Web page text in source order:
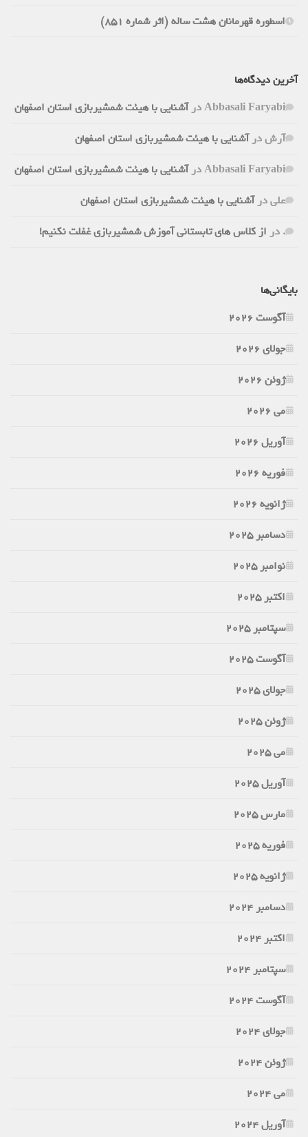
اسطوره قهرمانان هشت ساله (اثر شماره 851)
آخرین دیدگاه‌ها
Abbasali Faryabiدرآشنایی با هیئت شمشیربازی استان اصفهان
آرشدرآشنایی با هیئت شمشیربازی استان اصفهان
Abbasali Faryabiدرآشنایی با هیئت شمشیربازی استان اصفهان
علیدرآشنایی با هیئت شمشیربازی استان اصفهان
. در از کلاس های تابستانی آموزش شمشیربازی غفلت نکنیم!
بایگانی‌ها
آگوست 2026
جولای 2026
ژوئن 2026
می 2026
آوریل 2026
فوریه 2026
ژانویه 2026
دسامبر 2025
نوامبر 2025
اکتبر 2025
سپتامبر 2025
آگوست 2025
جولای 2025
ژوئن 2025
می 2025
آوریل 2025
مارس 2025
فوریه 2025
ژانویه 2025
دسامبر 2024
اکتبر 2024
سپتامبر 2024
آگوست 2024
جولای 2024
ژوئن 2024
می 2024
آوریل 2024